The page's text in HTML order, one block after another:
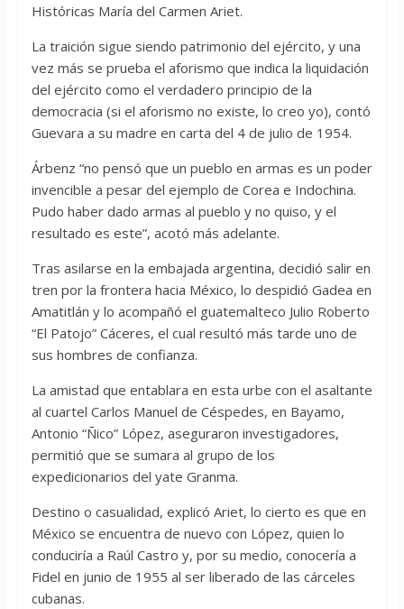
Históricas María del Carmen Ariet.
La traición sigue siendo patrimonio del ejército, y una
vez más se prueba el aforismo que indica la liquidación
del ejército como el verdadero principio de la
democracia (si el aforismo no existe, lo creo yo), contó
Guevara a su madre en carta del 4 de julio de 1954.
Árbenz “no pensó que un pueblo en armas es un poder
invencible a pesar del ejemplo de Corea e Indochina.
Pudo haber dado armas al pueblo y no quiso, y el
resultado es este”, acotó más adelante.
Tras asilarse en la embajada argentina, decidió salir en
tren por la frontera hacia México, lo despidió Gadea en
Amatitlán y lo acompañó el guatemalteco Julio Roberto
“El Patojo” Cáceres, el cual resultó más tarde uno de
sus hombres de confianza.
La amistad que entablara en esta urbe con el asaltante
al cuartel Carlos Manuel de Céspedes, en Bayamo,
Antonio “Ñico” López, aseguraron investigadores,
permitió que se sumara al grupo de los
expedicionarios del yate Granma.
Destino o casualidad, explicó Ariet, lo cierto es que en
México se encuentra de nuevo con López, quien lo
conduciría a Raúl Castro y, por su medio, conocería a
Fidel en junio de 1955 al ser liberado de las cárceles
cubanas.